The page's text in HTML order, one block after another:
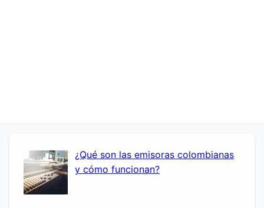
¿Qué son las emisoras colombianas
y cómo funcionan?